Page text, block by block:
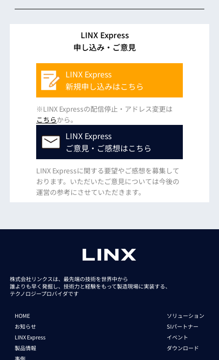
LINX Express
申し込み・ご意見
LINX Express
新規申し込みはこちら
※LINX Expressの配信停止・アドレス変更は
こちらから。
LINX Express
ご意見・ご感想はこちら
LINX Expressに関する要望やご感想を募集して
おります。いただいたご意見については今後の
運営の参考にさせていただきます。
株式会社リンクスは、最先端の技術を世界中から
誰よりも早く発掘し、技術力と経験をもって製造現場に実装する、
テクノロジープロバイダです
HOME
お知らせ
LINX Express
製品情報
ソリューション
SIパートナー
イベント
ダウンロード